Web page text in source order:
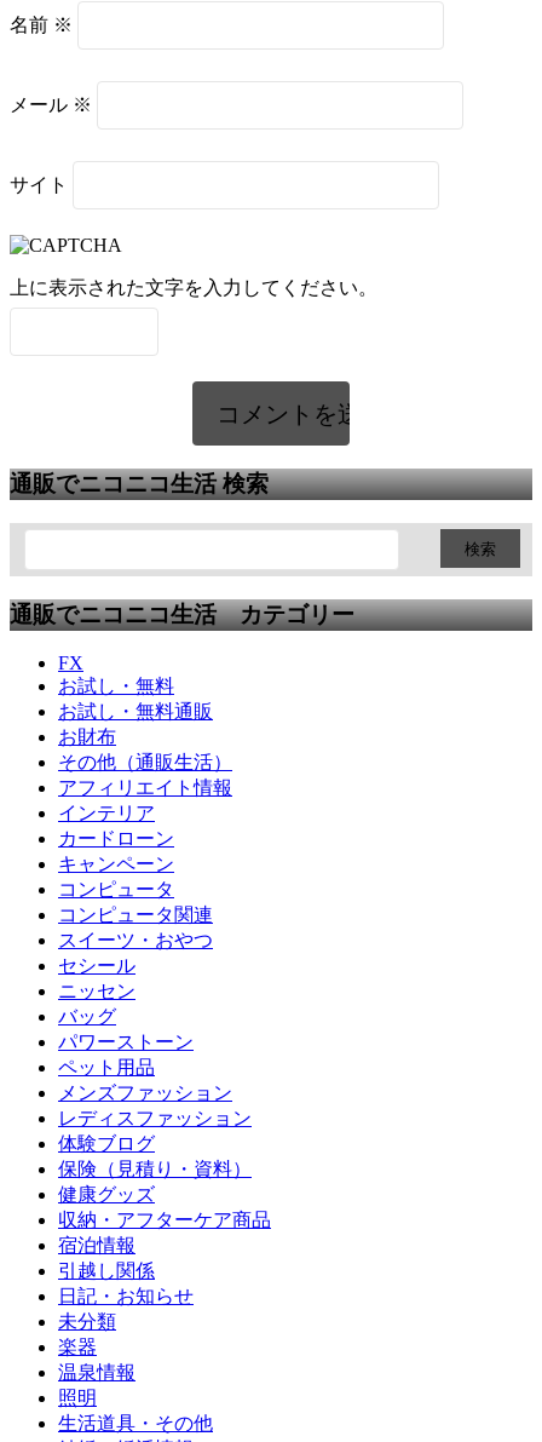
名前 ※
メール ※
サイト
上に表示された文字を入力してください。
通販でニコニコ生活 検索
通販でニコニコ生活 カテゴリー
FX
お試し・無料
お試し・無料通販
お財布
その他（通販生活）
アフィリエイト情報
インテリア
カードローン
キャンペーン
コンピュータ
コンピュータ関連
スイーツ・おやつ
セシール
ニッセン
バッグ
パワーストーン
ペット用品
メンズファッション
レディスファッション
体験ブログ
保険（見積り・資料）
健康グッズ
収納・アフターケア商品
宿泊情報
引越し関係
日記・お知らせ
未分類
楽器
温泉情報
照明
生活道具・その他